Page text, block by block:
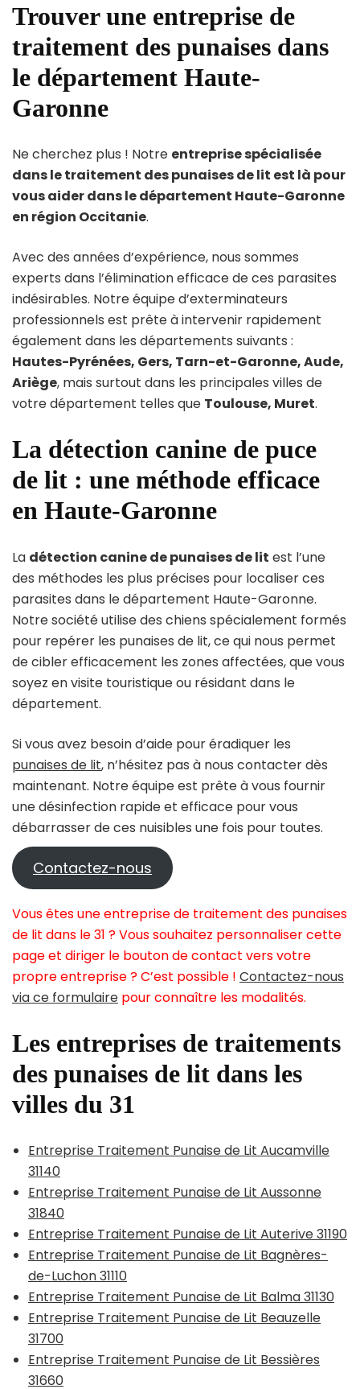
Trouver une entreprise de
traitement des punaises dans
le département Haute-
Garonne
Ne cherchez plus ! Notre entreprise spécialisée
dans le traitement des punaises de lit est là pour
vous aider dans le département Haute-Garonne
en région Occitanie.
Avec des années d’expérience, nous sommes
experts dans l’élimination efficace de ces parasites
indésirables. Notre équipe d’exterminateurs
professionnels est prête à intervenir rapidement
également dans les départements suivants :
Hautes-Pyrénées, Gers, Tarn-et-Garonne, Aude,
Ariège, mais surtout dans les principales villes de
votre département telles que Toulouse, Muret.
La détection canine de puce
de lit : une méthode efficace
en Haute-Garonne
La détection canine de punaises de lit est l’une
des méthodes les plus précises pour localiser ces
parasites dans le département Haute-Garonne.
Notre société utilise des chiens spécialement formés
pour repérer les punaises de lit, ce qui nous permet
de cibler efficacement les zones affectées, que vous
soyez en visite touristique ou résidant dans le
département.
Si vous avez besoin d’aide pour éradiquer les
punaises de lit, n’hésitez pas à nous contacter dès
maintenant. Notre équipe est prête à vous fournir
une désinfection rapide et efficace pour vous
débarrasser de ces nuisibles une fois pour toutes.
Contactez-nous
Vous êtes une entreprise de traitement des punaises
de lit dans le 31 ? Vous souhaitez personnaliser cette
page et diriger le bouton de contact vers votre
propre entreprise ? C’est possible ! Contactez-nous
via ce formulaire pour connaître les modalités.
Les entreprises de traitements
des punaises de lit dans les
villes du 31
Entreprise Traitement Punaise de Lit Aucamville
31140
Entreprise Traitement Punaise de Lit Aussonne
31840
Entreprise Traitement Punaise de Lit Auterive 31190
Entreprise Traitement Punaise de Lit Bagnères-
de-Luchon 31110
Entreprise Traitement Punaise de Lit Balma 31130
Entreprise Traitement Punaise de Lit Beauzelle
31700
Entreprise Traitement Punaise de Lit Bessières
31660